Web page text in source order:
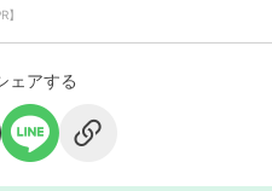
】
ェアする